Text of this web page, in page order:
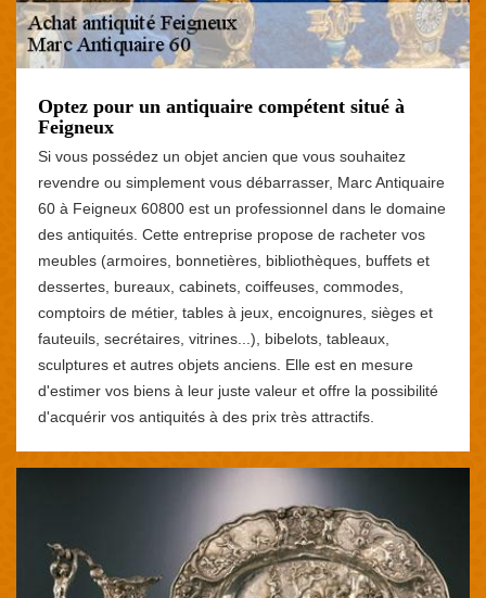
Optez pour un antiquaire compétent situé à
Feigneux
Si vous possédez un objet ancien que vous souhaitez
revendre ou simplement vous débarrasser, Marc Antiquaire
60 à Feigneux 60800 est un professionnel dans le domaine
des antiquités. Cette entreprise propose de racheter vos
meubles (armoires, bonnetières, bibliothèques, buffets et
dessertes, bureaux, cabinets, coiffeuses, commodes,
comptoirs de métier, tables à jeux, encoignures, sièges et
fauteuils, secrétaires, vitrines...), bibelots, tableaux,
sculptures et autres objets anciens. Elle est en mesure
d'estimer vos biens à leur juste valeur et offre la possibilité
d'acquérir vos antiquités à des prix très attractifs.